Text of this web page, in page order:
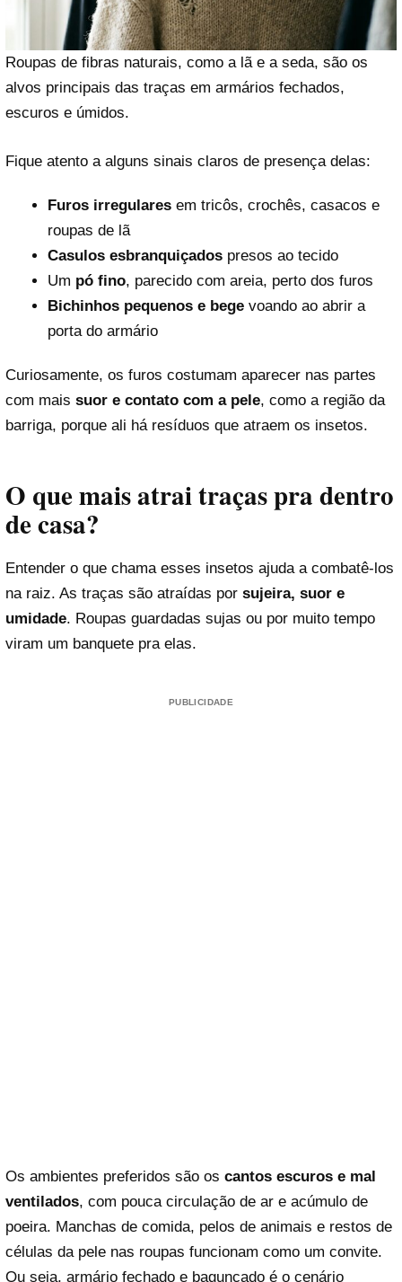
Roupas de fibras naturais, como a lã e a seda, são os
alvos principais das traças em armários fechados,
escuros e úmidos.
Fique atento a alguns sinais claros de presença delas:
Furos irregularesem tricôs, crochês, casacos e
roupas de lã
Casulos esbranquiçadospresos ao tecido
Um pó fino, parecido com areia, perto dos furos
Bichinhos pequenos e begevoando ao abrir a
porta do armário
Curiosamente, os furos costumam aparecer nas partes
com mais suor e contato com a pele, como a região da
barriga, porque ali há resíduos que atraem os insetos.
O que mais atrai traças pra dentro
de casa?
Entender o que chama esses insetos ajuda a combatê-los
na raiz. As traças são atraídas por sujeira, suor e
umidade. Roupas guardadas sujas ou por muito tempo
viram um banquete pra elas.
PUBLICIDADE
Os ambientes preferidos são os cantos escuros e mal
ventilados, com pouca circulação de ar e acúmulo de
poeira. Manchas de comida, pelos de animais e restos de
células da pele nas roupas funcionam como um convite.
Ou seja, armário fechado e bagunçado é o cenário